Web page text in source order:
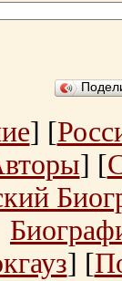
] [
] [
] [